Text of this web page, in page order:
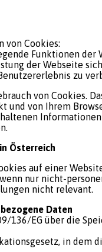
von Cookies:
Funktionen
der Webseite
zu
von Cookies.
und von Ihrem
Österreich
auf einer
nur nicht-
nicht relevant.
Daten
136/EG über die
in